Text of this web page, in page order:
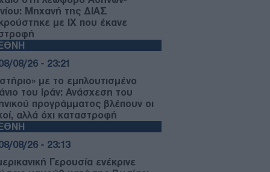
Μηχανή της ΔΙΑΣ
με ΙΧ που έκανε
08/26 - 23:21
με το εμπλουτισμένο
του Ιράν: Ανάσχεση του
προγράμματος βλέπουν οι
αλλά όχι καταστροφή
08/26 - 23:13
Γερουσία ενέκρινε